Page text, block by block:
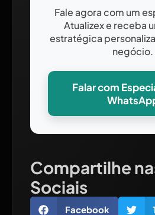
Fale agora com um
Atualizex e receba
estratégica
negócio.
Falar com
Compartilhe
Sociais
Facebook